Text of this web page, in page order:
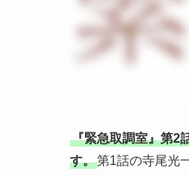
『緊急取調室』第2
す。第1話の寺尾光